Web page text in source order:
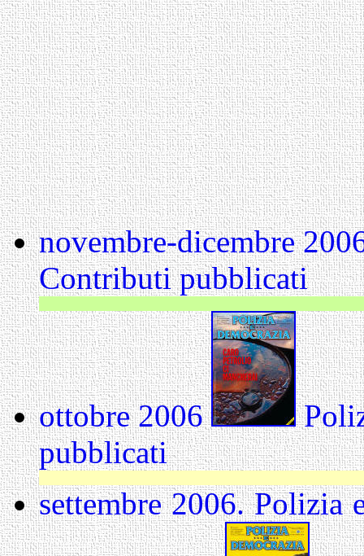
novembre-dicembre
Contributi pubblicati
ottobre 2006
pubblicati
settembre 2006. Polizia